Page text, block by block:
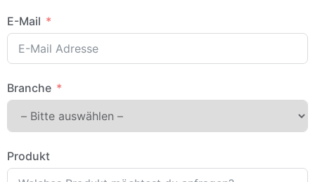
E-Mail
Branche
Produkt